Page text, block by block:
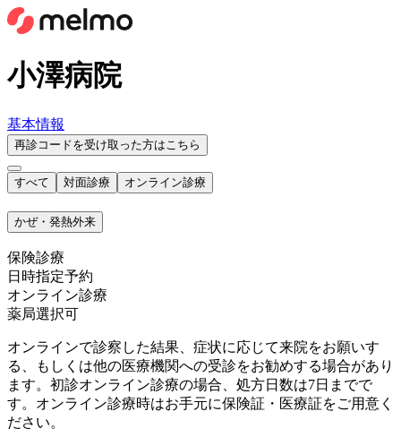
小澤病院
基本情報
再診コードを受け取った方はこちら
すべて 対面診療 オンライン診療
かぜ・発熱外来
保険診療
日時指定予約
オンライン診療
薬局選択可
オンラインで診察した結果、症状に応じて来院をお願いす
る、もしくは他の医療機関への受診をお勧めする場合があり
ます。初診オンライン診療の場合、処方日数は7日までで
す。オンライン診療時はお手元に保険証・医療証をご用意く
ださい。